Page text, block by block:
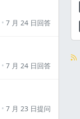
7 月 24 日回答
7 月 24 日回答
7 月 23 日提问